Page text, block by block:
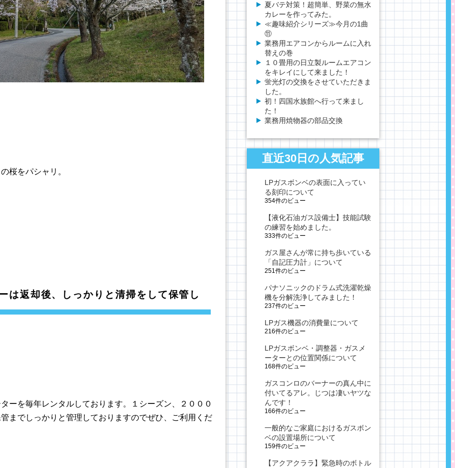
桜をパシャリ。
は返却後、しっかりと清掃をして保管し
ーを毎年レンタルしております。１シーズン、２０００
までしっかりと管理しておりますのでぜひ、ご利用くだ
夏バテ対策！超簡単、野菜の無水
カレーを作ってみた。
≪趣味紹介シリーズ≫今月の1曲
⑪
業務用エアコンからルームに入れ
替えの巻
１０畳用の日立製ルームエアコン
をキレイにして来ました！
蛍光灯の交換をさせていただきま
した。
初！四国水族館へ行って来まし
た！
業務用焼物器の部品交換
直近30日の人気記事
LPガスボンベの表面に入ってい
る刻印について
354件のビュー
【液化石油ガス設備士】技能試験
の練習を始めました。
333件のビュー
ガス屋さんが常に持ち歩いている
「自記圧力計」について
251件のビュー
パナソニックのドラム式洗濯乾燥
機を分解洗浄してみました！
237件のビュー
LPガス機器の消費量について
216件のビュー
LPガスボンベ・調整器・ガスメ
ーターとの位置関係について
168件のビュー
ガスコンロのバーナーの真ん中に
付いてるアレ。じつは凄いヤツな
んです！
166件のビュー
一般的なご家庭におけるガスボン
ベの設置場所について
159件のビュー
【アクアクララ】緊急時のボトル